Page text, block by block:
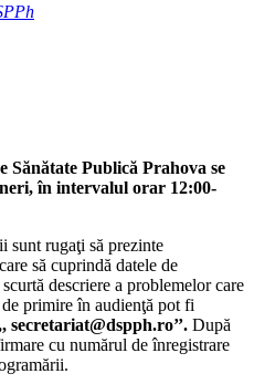
Publică Prahova se
în intervalul orar 12:00-
sunt rugaţi să prezinte
să cuprindă datele de
descriere a problemelor care
de primire în audienţă pot fi
secretariat@dspph.ro’’. După
cu numărul de înregistrare